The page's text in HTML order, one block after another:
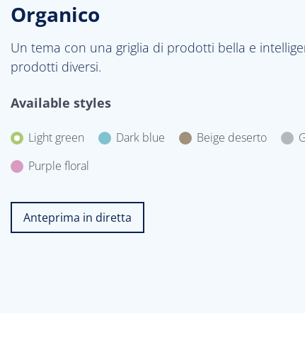
Organico
Un tema con una griglia di prodotti bella e
prodotti diversi.
Available styles
Light green Dark blue Beige deserto
Purple floral
Anteprima in diretta